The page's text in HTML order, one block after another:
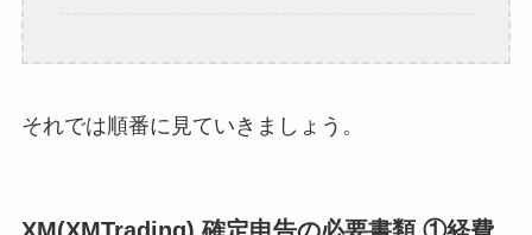
それでは順番に見ていきましょう。